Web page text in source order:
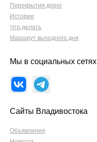
Перекрытия дорог
Истории
Что делать
Маршрут выходного дня
Мы в социальных сетях
Сайты Владивостока
Объявления